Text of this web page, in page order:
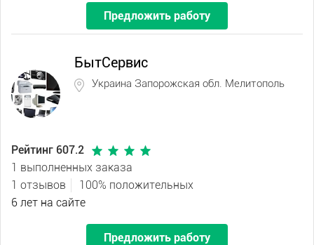
Предложить работу
БытСервис
Украина Запорожская обл. Мелитополь
Рейтинг 607.2
1 выполненных заказа
1 отзывов
100% положительных
6 лет на сайте
Предложить работу